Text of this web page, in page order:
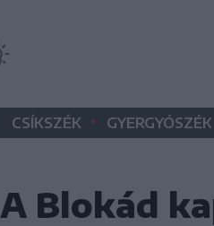
CSÍKSZÉK • GYERGYÓSZÉK
A Blokád